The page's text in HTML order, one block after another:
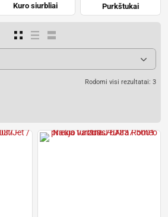
Kuro siurbliai Purkštukai
Rodomi visi rezultatai: 3